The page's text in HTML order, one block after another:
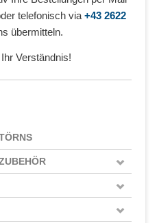
telefonisch via +43 2622
übermitteln.
Verständnis!